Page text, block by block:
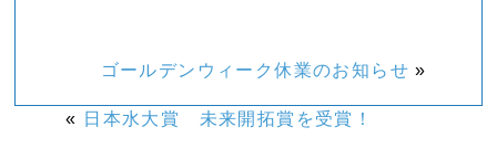
ゴールデンウィーク休業のお知らせ »
« 日本水大賞 未来開拓賞を受賞！